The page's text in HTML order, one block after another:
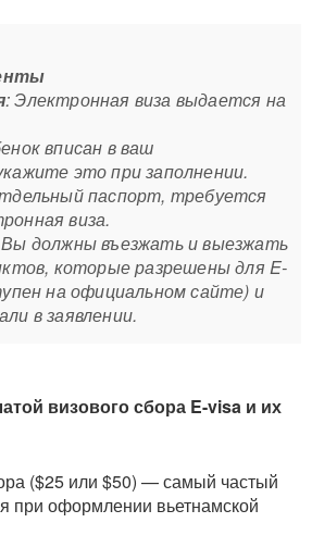
: Электронная виза выдается на
вписан в ваш
это при заполнении.
паспорт, требуется
виза.
должны въезжать и выезжать
которые разрешены для E-
на официальном сайте) и
в заявлении.
визового сбора E-visa и их
($25 или $50) — самый частый
при оформлении вьетнамской